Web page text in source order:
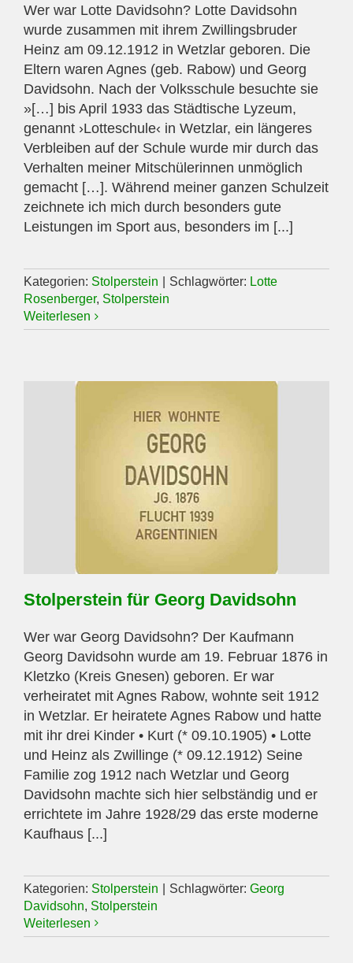
Wer war Lotte Davidsohn? Lotte Davidsohn
wurde zusammen mit ihrem Zwillingsbruder
Heinz am 09.12.1912 in Wetzlar geboren. Die
Eltern waren Agnes (geb. Rabow) und Georg
Davidsohn. Nach der Volksschule besuchte sie
»[…] bis April 1933 das Städtische Lyzeum,
genannt ›Lotteschule‹ in Wetzlar, ein längeres
Verbleiben auf der Schule wurde mir durch das
Verhalten meiner Mitschülerinnen unmöglich
gemacht […]. Während meiner ganzen Schulzeit
zeichnete ich mich durch besonders gute
Leistungen im Sport aus, besonders im [...]
Kategorien: Stolperstein Schlagwörter: Lotte
Rosenberger, Stolperstein
Weiterlesen
Stolperstein für Georg Davidsohn
Wer war Georg Davidsohn? Der Kaufmann
Georg Davidsohn wurde am 19. Februar 1876 in
Kletzko (Kreis Gnesen) geboren. Er war
verheiratet mit Agnes Rabow, wohnte seit 1912
in Wetzlar. Er heiratete Agnes Rabow und hatte
mit ihr drei Kinder • Kurt (* 09.10.1905) • Lotte
und Heinz als Zwillinge (* 09.12.1912) Seine
Familie zog 1912 nach Wetzlar und Georg
Davidsohn machte sich hier selbständig und er
errichtete im Jahre 1928/29 das erste moderne
Kaufhaus [...]
Kategorien: Stolperstein Schlagwörter: Georg
Davidsohn, Stolperstein
Weiterlesen